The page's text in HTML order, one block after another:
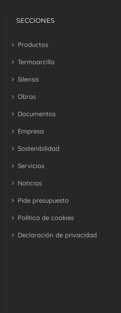
SECCIONES
Productos
Termoarcilla
Silensis
Obras
Documentos
Empresa
Sostenibilidad
Servicios
Noticias
Pide presupuesto
Política de cookies
Declaración de privacidad